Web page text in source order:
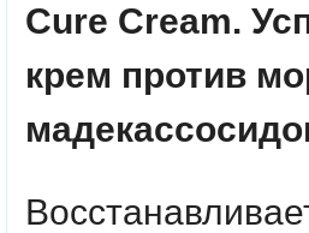
Cure Cream.
крем против